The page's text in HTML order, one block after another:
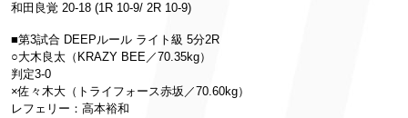
和田良覚 20-18 (1R 10-9/ 2R 10-9)
■第3試合 DEEPルール ライト級 5分2R
○大木良太（KRAZY BEE／70.35kg）
判定3-0
×佐々木大（トライフォース赤坂／70.60kg）
レフェリー：高本裕和